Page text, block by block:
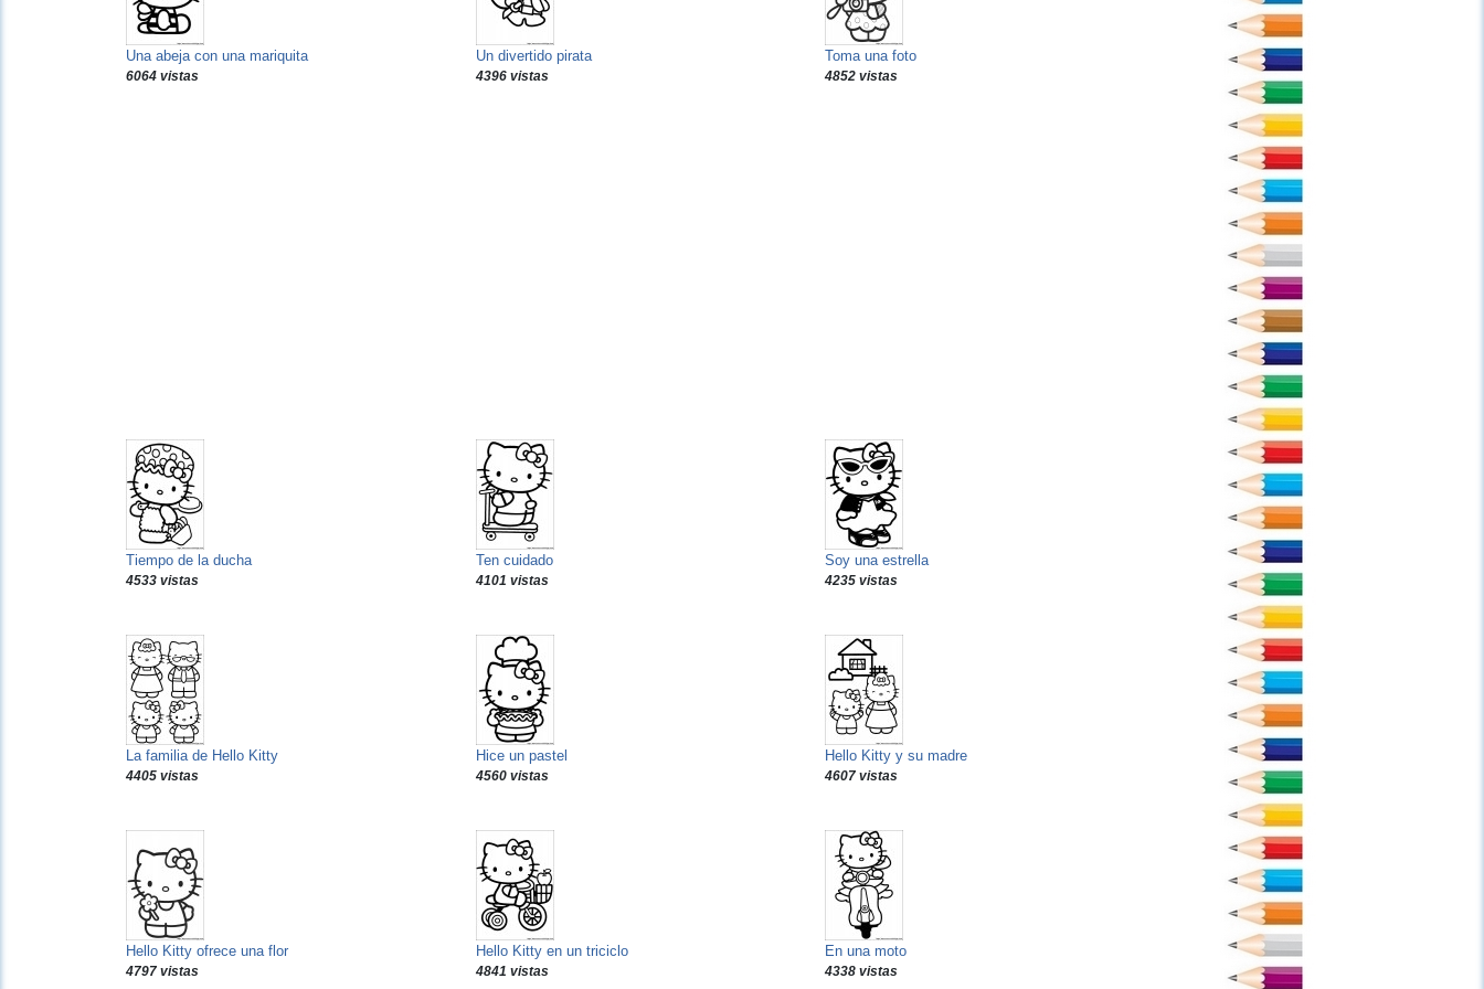
Una abeja con una mariquita
6064 vistas
Un divertido pirata
4396 vistas
Toma una foto
4852 vistas
Tiempo de la ducha
4533 vistas
Ten cuidado
4101 vistas
Soy una estrella
4235 vistas
La familia de Hello Kitty
4405 vistas
Hice un pastel
4560 vistas
Hello Kitty y su madre
4607 vistas
Hello Kitty ofrece una flor
4797 vistas
Hello Kitty en un triciclo
4841 vistas
En una moto
4338 vistas